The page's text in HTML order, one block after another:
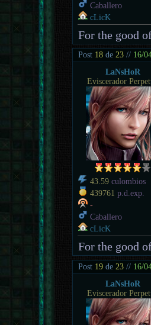
Caballero
cLicK
For the good
Post 18 de23 // 16/
LaNsHoR
Eviscerador
43.59 culombios
439761 p.d.exp.
-
Caballero
cLicK
For the good
Post 19 de23 // 16/
LaNsHoR
Eviscerador